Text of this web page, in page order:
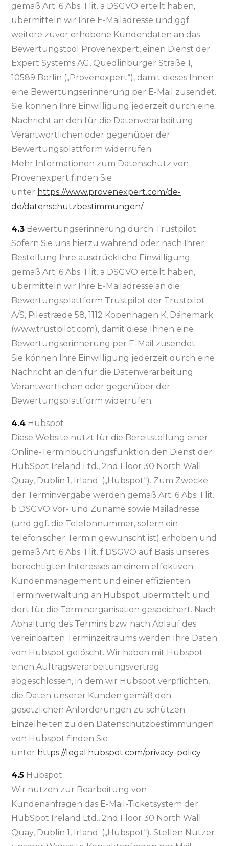
gemäß Art. 6 Abs. 1 lit. a DSGVO erteilt haben,
übermitteln wir Ihre E-Mailadresse und ggf.
weitere zuvor erhobene Kundendaten an das
Bewertungstool Provenexpert, einen Dienst der
Expert Systems AG, Quedlinburger Straße 1,
10589 Berlin („Provenexpert“), damit dieses Ihnen
eine Bewertungserinnerung per E-Mail zusendet.
Sie können Ihre Einwilligung jederzeit durch eine
Nachricht an den für die Datenverarbeitung
Verantwortlichen oder gegenüber der
Bewertungsplattform widerrufen.
Mehr Informationen zum Datenschutz von
Provenexpert finden Sie
unter https://www.provenexpert.com/de-
de/datenschutzbestimmungen/
4.3 Bewertungserinnerung durch Trustpilot
Sofern Sie uns hierzu während oder nach Ihrer
Bestellung Ihre ausdrückliche Einwilligung
gemäß Art. 6 Abs. 1 lit. a DSGVO erteilt haben,
übermitteln wir Ihre E-Mailadresse an die
Bewertungsplattform Trustpilot der Trustpilot
A/S, Pilestræde 58, 1112 Kopenhagen K, Dänemark
(www.trustpilot.com), damit diese Ihnen eine
Bewertungserinnerung per E-Mail zusendet.
Sie können Ihre Einwilligung jederzeit durch eine
Nachricht an den für die Datenverarbeitung
Verantwortlichen oder gegenüber der
Bewertungsplattform widerrufen.
4.4 Hubspot
Diese Website nutzt für die Bereitstellung einer
Online-Terminbuchungsfunktion den Dienst der
HubSpot Ireland Ltd., 2nd Floor 30 North Wall
Quay, Dublin 1, Irland. („Hubspot“). Zum Zwecke
der Terminvergabe werden gemäß Art. 6 Abs. 1 lit.
b DSGVO Vor- und Zuname sowie Mailadresse
(und ggf. die Telefonnummer, sofern ein
telefonischer Termin gewünscht ist) erhoben und
gemäß Art. 6 Abs. 1 lit. f DSGVO auf Basis unseres
berechtigten Interesses an einem effektiven
Kundenmanagement und einer effizienten
Terminverwaltung an Hubspot übermittelt und
dort für die Terminorganisation gespeichert. Nach
Abhaltung des Termins bzw. nach Ablauf des
vereinbarten Terminzeitraums werden Ihre Daten
von Hubspot gelöscht. Wir haben mit Hubspot
einen Auftragsverarbeitungsvertrag
abgeschlossen, in dem wir Hubspot verpflichten,
die Daten unserer Kunden gemäß den
gesetzlichen Anforderungen zu schützen.
Einzelheiten zu den Datenschutzbestimmungen
von Hubspot finden Sie
unter https://legal.hubspot.com/privacy-policy
4.5 Hubspot
Wir nutzen zur Bearbeitung von
Kundenanfragen das E-Mail-Ticketsystem der
HubSpot Ireland Ltd., 2nd Floor 30 North Wall
Quay, Dublin 1, Irland. („Hubspot“). Stellen Nutzer